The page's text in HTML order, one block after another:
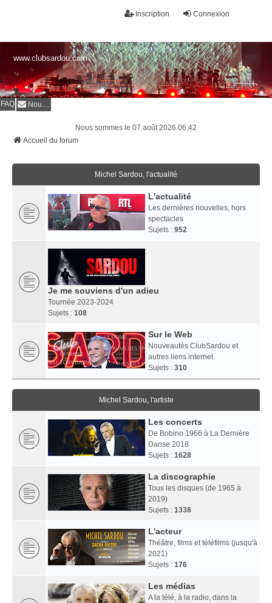
Connexion
Inscription
www.clubsardou.com
FAQ Nous contacter
Nous sommes le 07 août 2026 06:42
Accueil du forum
Michel Sardou, l'actualité
L'actualité
Les dernières nouvelles, hors
spectacles
Sujets : 952
Je me souviens d'un adieu
Tournée 2023-2024
Sujets : 108
Sur le Web
Nouveautés ClubSardou et
autres liens internet
Sujets : 310
Michel Sardou, l'artiste
Les concerts
De Bobino 1966 à La Dernière
Danse 2018
Sujets : 1628
La discographie
Tous les disques (de 1965 à
2019)
Sujets : 1338
L'acteur
Théâtre, films et téléfilms (jusqu'à
2021)
Sujets : 176
Les médias
A la télé, à la radio, dans la